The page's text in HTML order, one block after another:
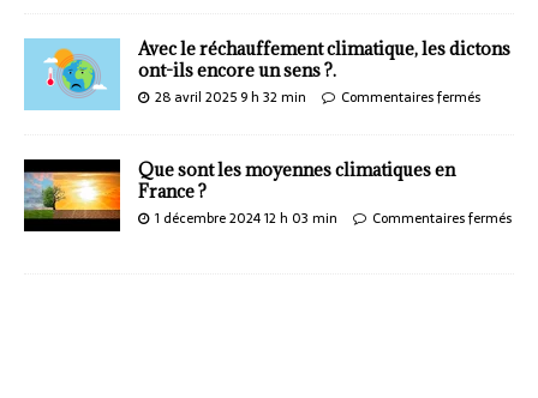
Avec le réchauffement climatique, les dictons
ont-ils encore un sens ?.
28 avril 2025 9 h 32 min Commentaires fermés
Que sont les moyennes climatiques en
France ?
1 décembre 2024 12 h 03 min Commentaires fermés